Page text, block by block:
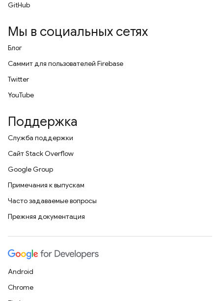
GitHub
Мы в социальных сетях
Блог
Саммит для пользователей Firebase
Twitter
YouTube
Поддержка
Служба поддержки
Сайт Stack Overflow
Google Group
Примечания к выпускам
Часто задаваемые вопросы
Прежняя документация
Android
Chrome